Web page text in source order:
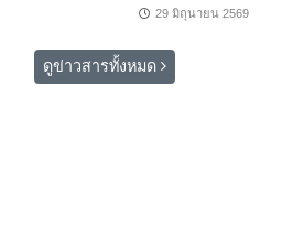
29 มิถุนายน 2569
ดูข่าวสารทั้งหมด